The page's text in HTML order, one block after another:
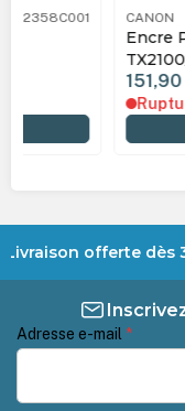
CANON
Encre PFI-310
TX2100/3100/
HT
Rupture
Livraison offerte dès
Adresse e-mail *